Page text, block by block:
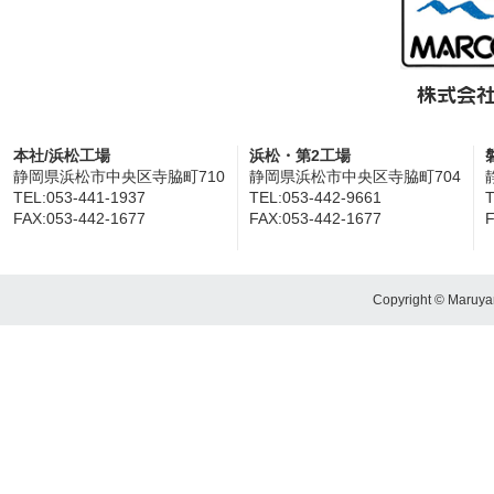
本社/浜松工場
静岡県浜松市中央区寺脇町710
TEL:053-441-1937
FAX:053-442-1677
浜松・第2工場
静岡県浜松市中央区寺脇町704
TEL:053-442-9661
FAX:053-442-1677
Copyright ©